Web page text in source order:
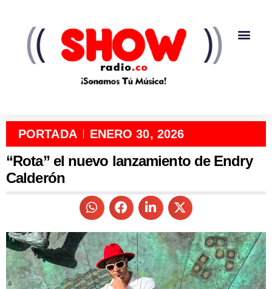
PORTADA ENERO 30, 2026
“Rota” el nuevo lanzamiento de Endry
Calderón